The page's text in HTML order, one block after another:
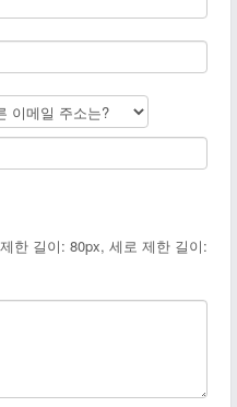
한 길이: 80px, 세로 제한 길이: